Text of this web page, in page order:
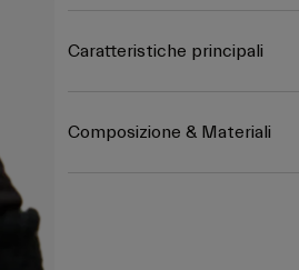
Caratteristiche principali
Composizione & Materiali